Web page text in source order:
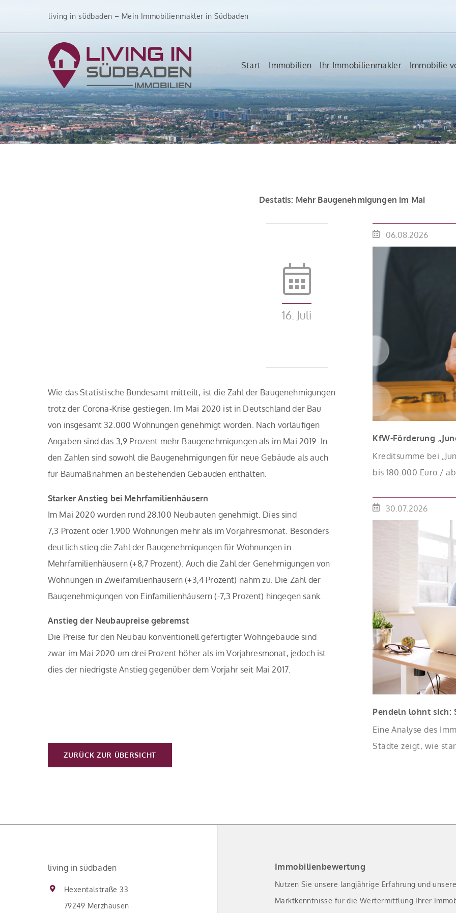
living in südbaden – Mein Immobilienmakler in Südbaden
Start Immobilien Ihr Immobilienmakler Immobilie
Destatis: Mehr Baugenehmigungen im Mai
16. Juli
Wie das Statistische Bundesamt mitteilt, ist die Zahl der Baugenehmigungen
trotz der Corona-Krise gestiegen. Im Mai 2020 ist in Deutschland der Bau
von insgesamt 32.000 Wohnungen genehmigt worden. Nach vorläufigen
Angaben sind das 3,9 Prozent mehr Baugenehmigungen als im Mai 2019. In
den Zahlen sind sowohl die Baugenehmigungen für neue Gebäude als auch
für Baumaßnahmen an bestehenden Gebäuden enthalten.
Starker Anstieg bei Mehrfamilienhäusern
Im Mai 2020 wurden rund 28.100 Neubauten genehmigt. Dies sind
7,3 Prozent oder 1.900 Wohnungen mehr als im Vorjahresmonat. Besonders
deutlich stieg die Zahl der Baugenehmigungen für Wohnungen in
Mehrfamilienhäusern (+8,7 Prozent). Auch die Zahl der Genehmigungen von
Wohnungen in Zweifamilienhäusern (+3,4 Prozent) nahm zu. Die Zahl der
Baugenehmigungen von Einfamilienhäusern (-7,3 Prozent) hingegen sank.
Anstieg der Neubaupreise gebremst
Die Preise für den Neubau konventionell gefertigter Wohngebäude sind
zwar im Mai 2020 um drei Prozent höher als im Vorjahresmonat, jedoch ist
dies der niedrigste Anstieg gegenüber dem Vorjahr seit Mai 2017.
ZURÜCK ZUR ÜBERSICHT
06.08.2026
KfW-Förderung
Kreditsumme bei
bis 180.000 Euro /
effektiv bei 35 Jahren
Antragstellende
binnen 54 Monaten
30.07.2026
Pendeln lohnt sich:
Eine Analyse des
Städte zeigt, wie
living in südbaden
Hexentalstraße 33
79249 Merzhausen
Immobilienbewertung
Nutzen Sie unsere langjährige Erfahrung und
Marktkenntnisse für die Wertermittlung Ihrer